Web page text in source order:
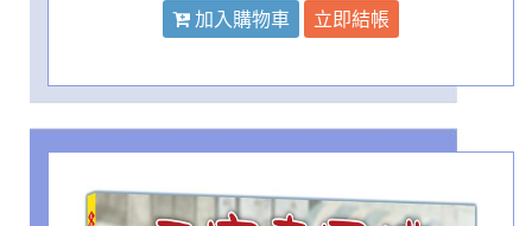
加入購物車 立即結帳